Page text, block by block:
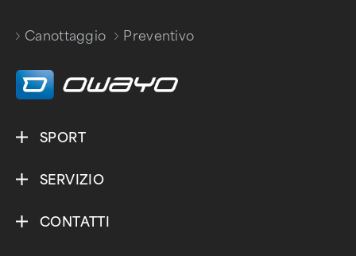
Canottaggio
Preventivo
SPORT
SERVIZIO
CONTATTI